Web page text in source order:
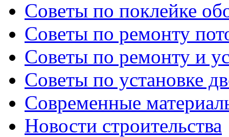
Советы по поклейке
Советы по ремонту
Советы по ремонту и
Советы по установке
Современные
Новости строительства